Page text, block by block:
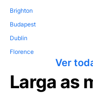
Brighton
Budapest
Dublin
Florence
Ver
Larga as